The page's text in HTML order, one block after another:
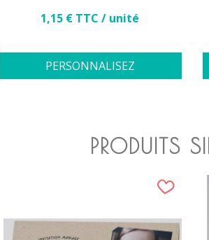
Prix
1,15 € TTC / unité
PERSONNALISEZ
PRODUITS